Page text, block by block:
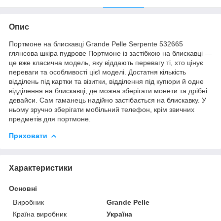
Опис
Портмоне на блискавці Grande Pelle Serpente 532665
глянсова шкіра пудрове Портмоне із застібкою на блискавці —
це вже класична модель, яку віддають перевагу ті, хто цінує
переваги та особливості цієї моделі. Достатня кількість
відділень під картки та візитки, відділення під купюри й одне
відділення на блискавці, де можна зберігати монети та дрібні
девайси. Сам гаманець надійно застібається на блискавку. У
ньому зручно зберігати мобільний телефон, крім звичних
предметів для портмоне.
Приховати
Характеристики
Основні
Виробник
Grande Pelle
Країна виробник
Україна